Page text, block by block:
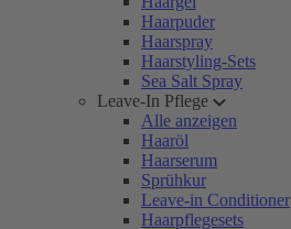
Haarpuder
Haarspray
Haarstyling-Sets
Sea Salt Spray
Leave-In Pflege
Alle anzeigen
Haaröl
Haarserum
Sprühkur
Leave-in Conditioner
Haarpflegesets